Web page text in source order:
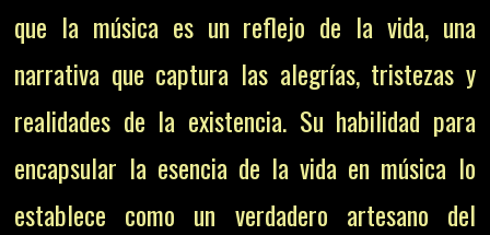
que la música es un reflejo de la vida, una
narrativa que captura las alegrías, tristezas y
realidades de la existencia. Su habilidad para
encapsular la esencia de la vida en música lo
establece como un verdadero artesano del